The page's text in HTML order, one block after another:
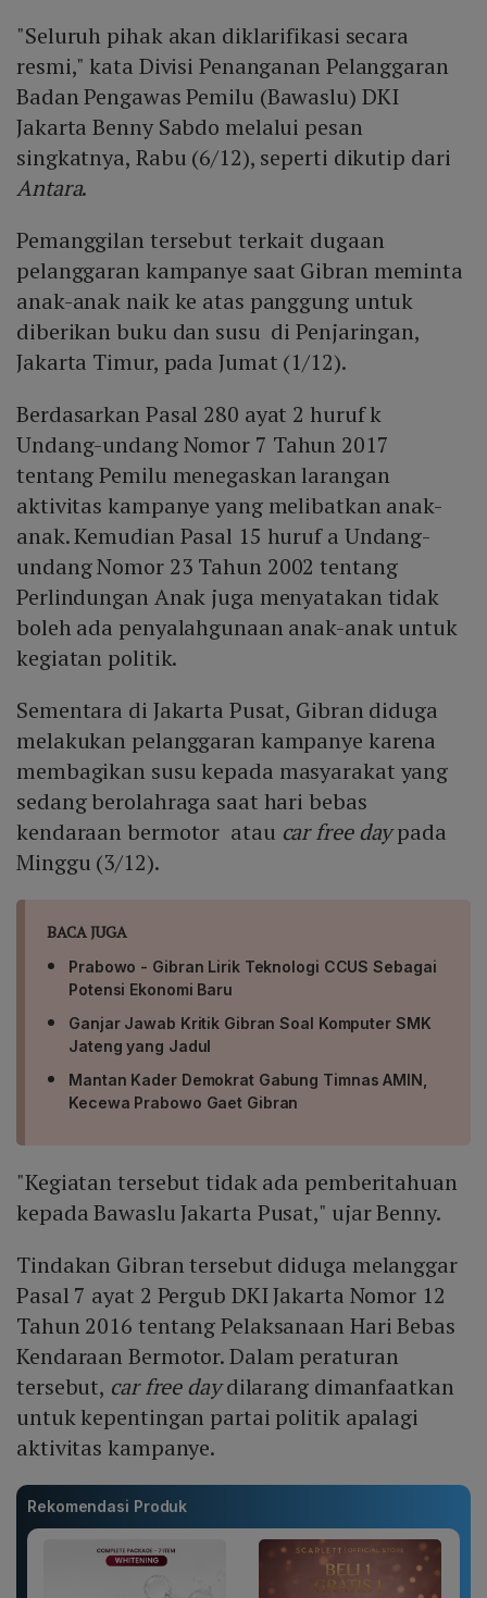
"Seluruh pihak akan diklarifikasi secara
resmi," kata Divisi Penanganan Pelanggaran
Badan Pengawas Pemilu (Bawaslu) DKI
Jakarta Benny Sabdo melalui pesan
singkatnya, Rabu (6/12), seperti dikutip dari
Antara.
Pemanggilan tersebut terkait dugaan
pelanggaran kampanye saat Gibran meminta
anak-anak naik ke atas panggung untuk
diberikan buku dan susu di Penjaringan,
Jakarta Timur, pada Jumat (1/12).
Berdasarkan Pasal 280 ayat 2 huruf k
Undang-undang Nomor 7 Tahun 2017
tentang Pemilu menegaskan larangan
aktivitas kampanye yang melibatkan anak-
anak. Kemudian Pasal 15 huruf a Undang-
undang Nomor 23 Tahun 2002 tentang
Perlindungan Anak juga menyatakan tidak
boleh ada penyalahgunaan anak-anak untuk
kegiatan politik.
Sementara di Jakarta Pusat, Gibran diduga
melakukan pelanggaran kampanye karena
membagikan susu kepada masyarakat yang
sedang berolahraga saat hari bebas
kendaraan bermotor atau car free daypada
Minggu (3/12).
BACA JUGA
Prabowo - Gibran Lirik Teknologi CCUS Sebagai
Potensi Ekonomi Baru
Ganjar Jawab Kritik Gibran Soal Komputer SMK
Jateng yang Jadul
Mantan Kader Demokrat Gabung Timnas AMIN,
Kecewa Prabowo Gaet Gibran
"Kegiatan tersebut tidak ada pemberitahuan
kepada Bawaslu Jakarta Pusat," ujar Benny.
Tindakan Gibran tersebut diduga melanggar
Pasal 7 ayat 2 Pergub DKI Jakarta Nomor 12
Tahun 2016 tentang Pelaksanaan Hari Bebas
Kendaraan Bermotor. Dalam peraturan
tersebut, car free daydilarang dimanfaatkan
untuk kepentingan partai politik apalagi
aktivitas kampanye.
Rekomendasi Produk